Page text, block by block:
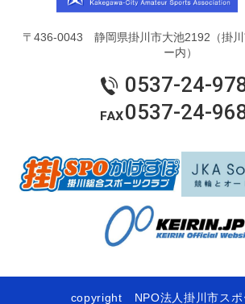
〒436-0043 静岡県掛川市大池2192（掛川
ー内）
0537-24-
0537-24-
copyright NPO法人掛川市スポ